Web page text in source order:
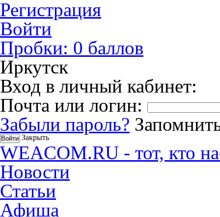
Регистрация
Войти
Пробки: 0 баллов
Иркутск
Вход в личный кабинет:
Почта или логин:
Забыли пароль?
Закрыть
WEACOM.RU - тот, кто
Новости
Статьи
Афиша